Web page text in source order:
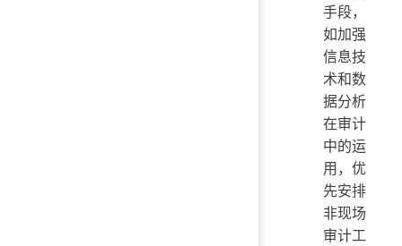
手段，
如加强
信息技
术和数
据分析
在审计
中的运
用，优
先安排
非现场
审计工